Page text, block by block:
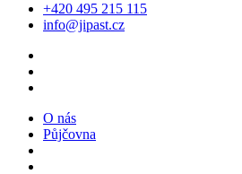
+420 495 215 115
info@jipast.cz
O nás
Půjčovna